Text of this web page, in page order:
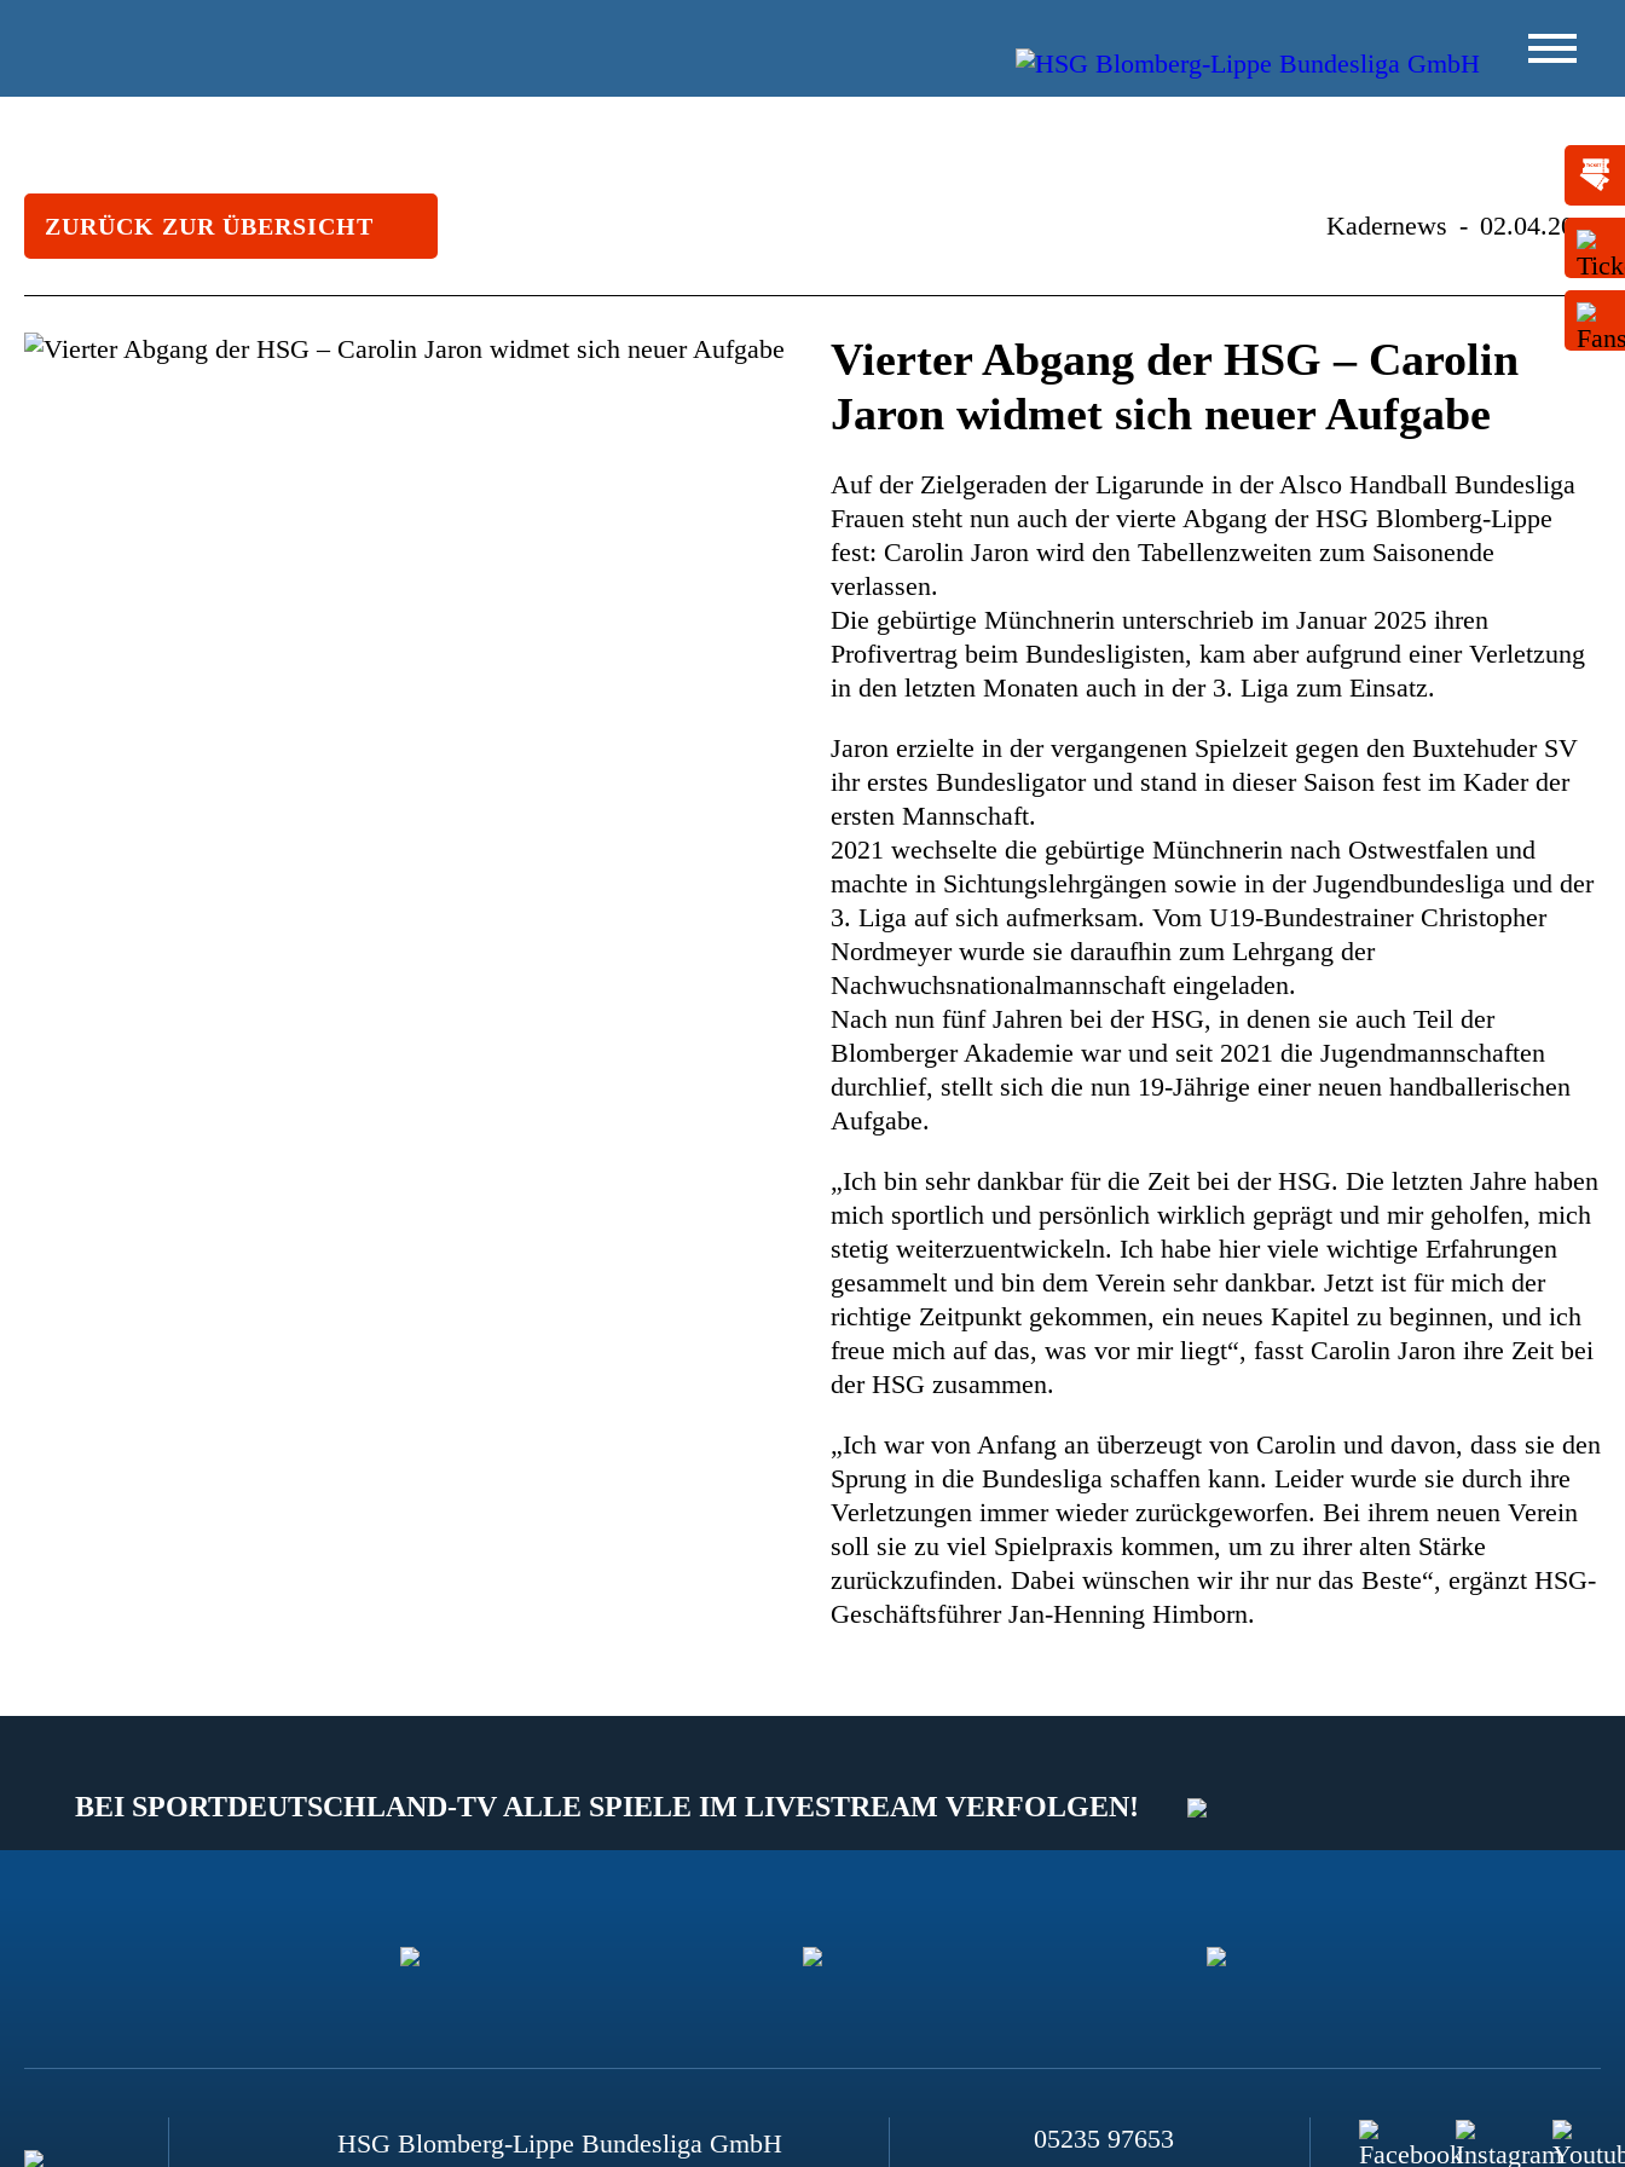
ZURÜCK ZUR ÜBERSICHT Kadernews - 02.04.2026
Vierter Abgang der HSG – Carolin
Jaron widmet sich neuer Aufgabe
Auf der Zielgeraden der Ligarunde in der Alsco Handball Bundesliga
Frauen steht nun auch der vierte Abgang der HSG Blomberg-Lippe
fest: Carolin Jaron wird den Tabellenzweiten zum Saisonende
verlassen.
Die gebürtige Münchnerin unterschrieb im Januar 2025 ihren
Profivertrag beim Bundesligisten, kam aber aufgrund einer Verletzung
in den letzten Monaten auch in der 3. Liga zum Einsatz.
Jaron erzielte in der vergangenen Spielzeit gegen den Buxtehuder SV
ihr erstes Bundesligator und stand in dieser Saison fest im Kader der
ersten Mannschaft.
2021 wechselte die gebürtige Münchnerin nach Ostwestfalen und
machte in Sichtungslehrgängen sowie in der Jugendbundesliga und der
3. Liga auf sich aufmerksam. Vom U19-Bundestrainer Christopher
Nordmeyer wurde sie daraufhin zum Lehrgang der
Nachwuchsnationalmannschaft eingeladen.
Nach nun fünf Jahren bei der HSG, in denen sie auch Teil der
Blomberger Akademie war und seit 2021 die Jugendmannschaften
durchlief, stellt sich die nun 19-Jährige einer neuen handballerischen
Aufgabe.
„Ich bin sehr dankbar für die Zeit bei der HSG. Die letzten Jahre haben
mich sportlich und persönlich wirklich geprägt und mir geholfen, mich
stetig weiterzuentwickeln. Ich habe hier viele wichtige Erfahrungen
gesammelt und bin dem Verein sehr dankbar. Jetzt ist für mich der
richtige Zeitpunkt gekommen, ein neues Kapitel zu beginnen, und ich
freue mich auf das, was vor mir liegt“, fasst Carolin Jaron ihre Zeit bei
der HSG zusammen.
„Ich war von Anfang an überzeugt von Carolin und davon, dass sie den
Sprung in die Bundesliga schaffen kann. Leider wurde sie durch ihre
Verletzungen immer wieder zurückgeworfen. Bei ihrem neuen Verein
soll sie zu viel Spielpraxis kommen, um zu ihrer alten Stärke
zurückzufinden. Dabei wünschen wir ihr nur das Beste“, ergänzt HSG-
Geschäftsführer Jan-Henning Himborn.
BEI SPORTDEUTSCHLAND-TV ALLE SPIELE IM LIVESTREAM VERFOLGEN!
HSG Blomberg-Lippe Bundesliga GmbH
05235 97653